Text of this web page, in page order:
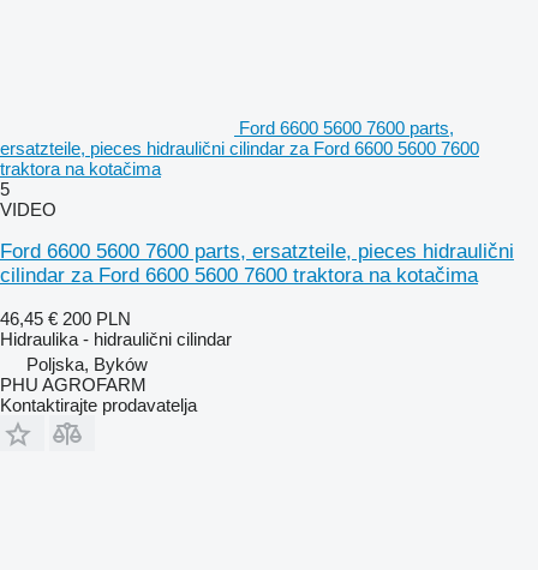
Ford 6600 5600 7600 parts,
ersatzteile, pieces hidraulični cilindar za Ford 6600 5600 7600
traktora na kotačima
5
VIDEO
Ford 6600 5600 7600 parts, ersatzteile, pieces hidraulični
cilindar za Ford 6600 5600 7600 traktora na kotačima
46,45 € 200 PLN
Hidraulika - hidraulični cilindar
Poljska, Byków
PHU AGROFARM
Kontaktirajte prodavatelja